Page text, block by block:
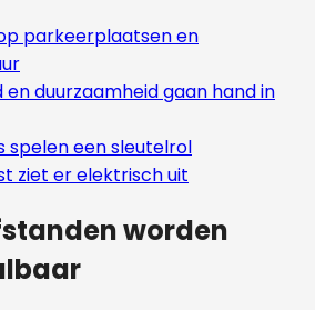
parkeerplaatsen en
en duurzaamheid gaan hand in
spelen een sleutelrol
ziet er elektrisch uit
worden